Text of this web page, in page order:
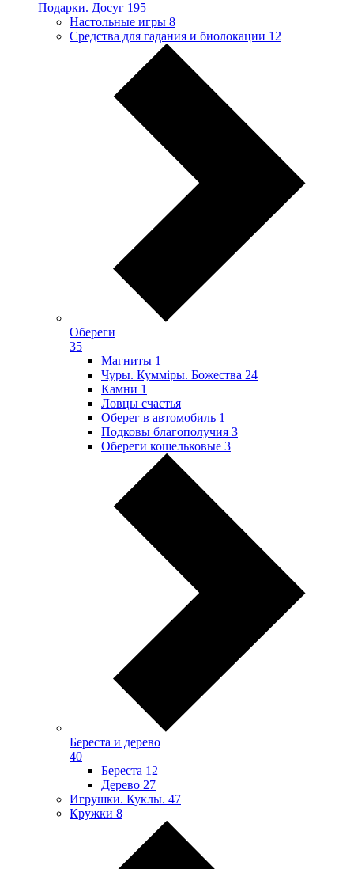
Подарки. Досуг 195
Настольные игры 8
Средства для гадания и биолокации 12
Обереги
35
Магниты 1
Чуры. Куммiры. Божества 24
Камни 1
Ловцы счастья
Оберег в автомобиль 1
Подковы благополучия 3
Обереги кошельковые 3
Береста и дерево
40
Береста 12
Дерево 27
Игрушки. Куклы. 47
Кружки 8